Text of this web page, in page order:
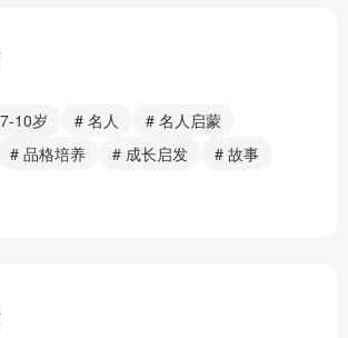
了
米德
10岁 # 名人
# 名人启蒙
# 品格培养 # 成长启发
# 故事